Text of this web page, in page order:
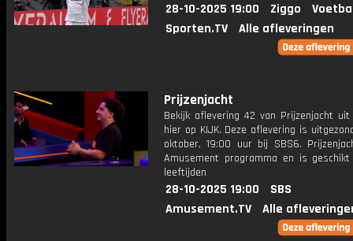
28-10-2025 19:00 Ziggo
Sporten.TV
Alle afleveringen
Prijzenjacht
Bekijk aflevering 42 van Prijzenjacht uit
hier op KIJK. Deze aflevering is
oktober, 19:00 uur bij SBS6.
Amusement programma en is
leeftijden
28-10-2025 19:00
SBS
Amusement.TV
Alle